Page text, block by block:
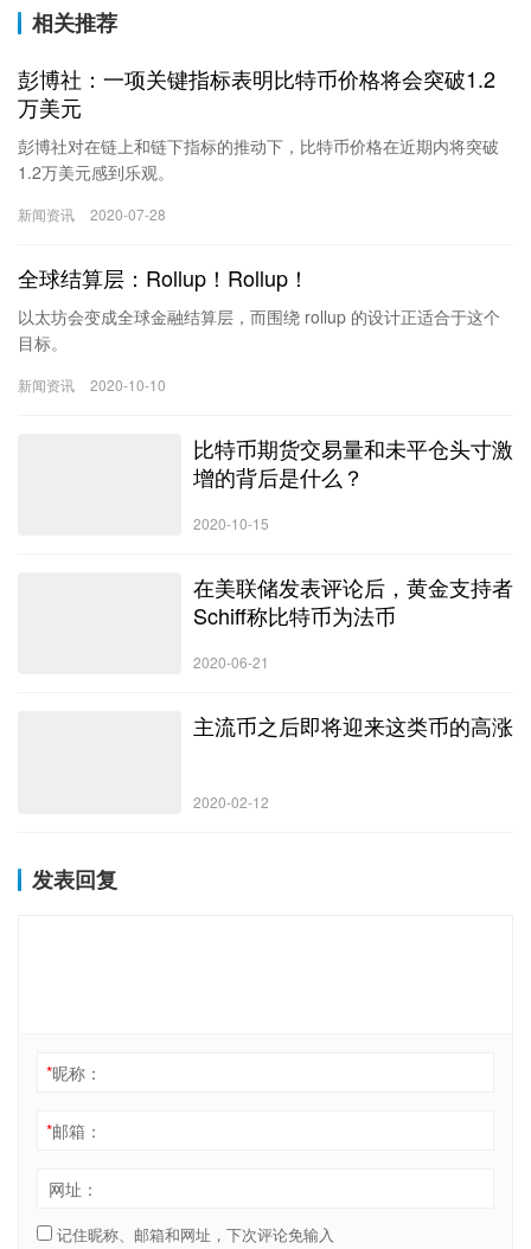
相关推荐
彭博社：一项关键指标表明比特币价格将会突破1.2
万美元
彭博社对在链上和链下指标的推动下，比特币价格在近期内将突破
1.2万美元感到乐观。
新闻资讯 2020-07-28
全球结算层：Rollup！Rollup！
以太坊会变成全球金融结算层，而围绕 rollup 的设计正适合于这个
目标。
新闻资讯 2020-10-10
比特币期货交易量和未平仓头寸激
增的背后是什么？
2020-10-15
在美联储发表评论后，黄金支持者
Schiff称比特币为法币
2020-06-21
主流币之后即将迎来这类币的高涨
2020-02-12
发表回复
*昵称：
*邮箱：
网址：
记住昵称、邮箱和网址，下次评论免输入